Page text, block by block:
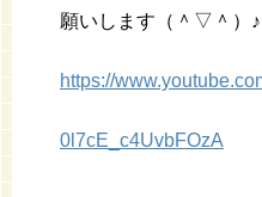
願いします（＾▽＾）
https://
0l7cE_c4UvbFOzA